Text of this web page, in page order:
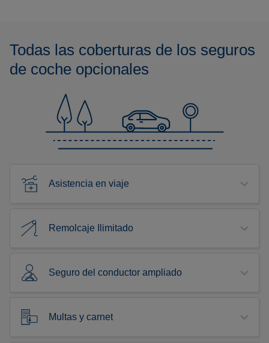
Todas las coberturas de los seguros
de coche opcionales
Asistencia en viaje
Remolcaje Ilimitado
Seguro del conductor ampliado
Multas y carnet